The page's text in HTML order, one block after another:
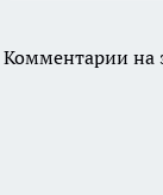
Комментарии на